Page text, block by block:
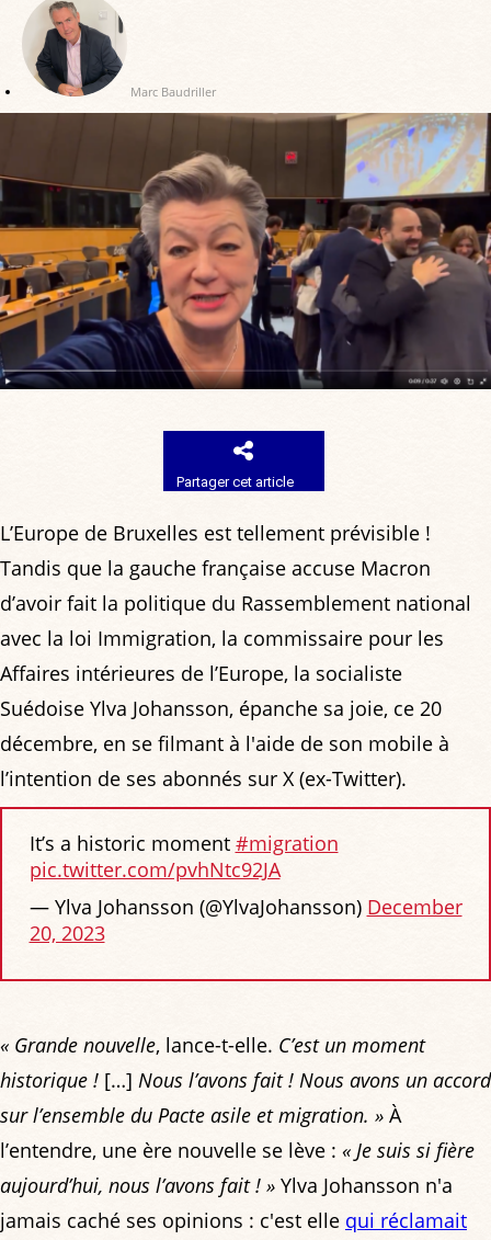
Marc Baudriller
Partager cet article
L’Europe de Bruxelles est tellement prévisible !
Tandis que la gauche française accuse Macron
d’avoir fait la politique du Rassemblement national
avec la loi Immigration, la commissaire pour les
Affaires intérieures de l’Europe, la socialiste
Suédoise Ylva Johansson, épanche sa joie, ce 20
décembre, en se filmant à l'aide de son mobile à
l’intention de ses abonnés sur X (ex-Twitter).
It’s a historic moment #migration
pic.twitter.com/pvhNtc92JA
— Ylva Johansson (@YlvaJohansson) December
20, 2023
« Grande nouvelle, lance-t-elle. C’est un moment
historique ! […] Nous l’avons fait ! Nous avons un accord
sur l’ensemble du Pacte asile et migration. » À
l’entendre, une ère nouvelle se lève : « Je suis si fière
aujourd’hui, nous l’avons fait ! » Ylva Johansson n'a
jamais caché ses opinions : c'est elle qui réclamait